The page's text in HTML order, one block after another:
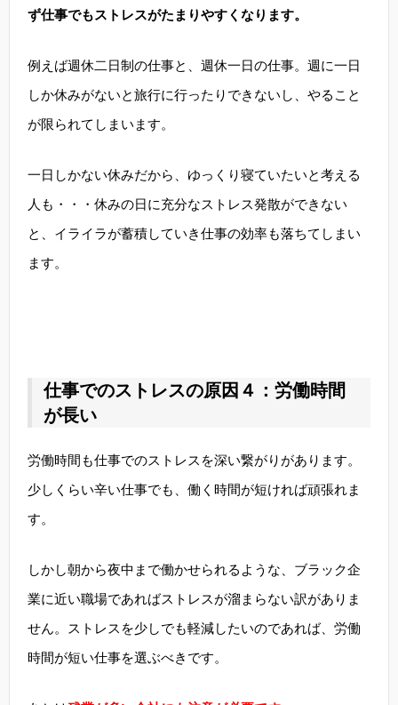
ず仕事でもストレスがたまりやすくなります。
例えば週休二日制の仕事と、週休一日の仕事。週に一日
しか休みがないと旅行に行ったりできないし、やること
が限られてしまいます。
一日しかない休みだから、ゆっくり寝ていたいと考える
人も・・・休みの日に充分なストレス発散ができない
と、イライラが蓄積していき仕事の効率も落ちてしまい
ます。
仕事でのストレスの原因４：労働時間
が長い
労働時間も仕事でのストレスを深い繋がりがあります。
少しくらい辛い仕事でも、働く時間が短ければ頑張れま
す。
しかし朝から夜中まで働かせられるような、ブラック企
業に近い職場であればストレスが溜まらない訳がありま
せん。ストレスを少しでも軽減したいのであれば、労働
時間が短い仕事を選ぶべきです。